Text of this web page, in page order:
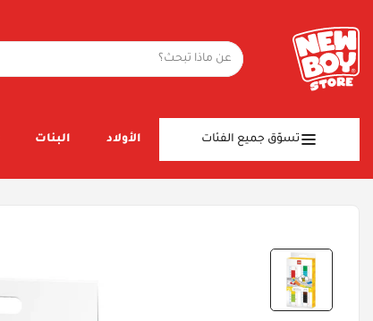
تسوّق جميع الفئات الأولاد البنات